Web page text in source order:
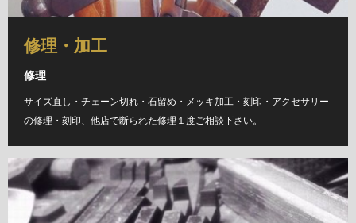
修理・加工
修理
サイズ直し・チェーン切れ・石留め・メッキ加工・刻印・アクセサリー
の修理・刻印、他店で断られた修理１度ご相談下さい。